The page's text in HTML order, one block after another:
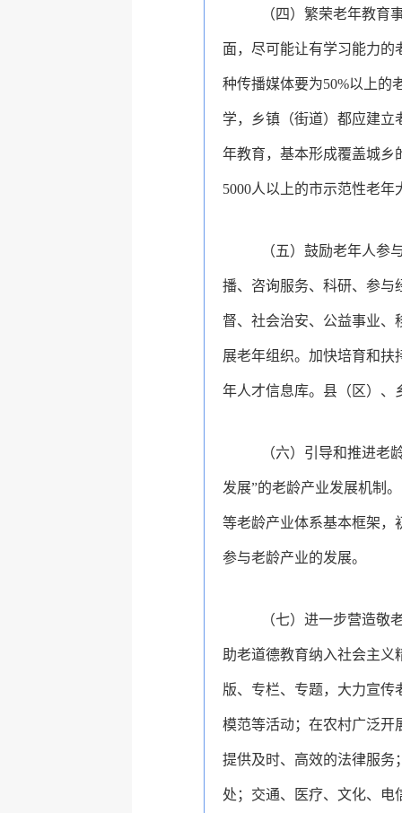
（四）繁荣老年教育
面，尽可能让有学习能力的
种传播媒体要为50%以上的
学，乡镇（街道）都应建立
年教育，基本形成覆盖城乡
5000人以上的市示范性老
（五）鼓励老年人参
播、咨询服务、科研、参与
督、社会治安、公益事业、
展老年组织。加快培育和扶
年人才信息库。县（区）、
（六）引导和推进老
发展”的老龄产业发展机制
等老龄产业体系基本框架，
参与老龄产业的发展。
（七）进一步营造敬
助老道德教育纳入社会主义
版、专栏、专题，大力宣传
模范等活动；在农村广泛开
提供及时、高效的法律服务
处； 交通、医疗、文化、电